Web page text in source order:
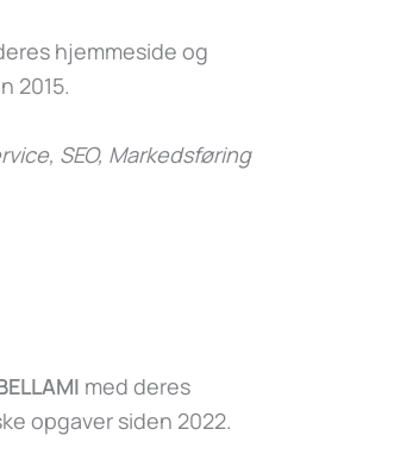
hjemmeside og
2015.
SEO, Markedsføring
med deres
opgaver siden 2022.